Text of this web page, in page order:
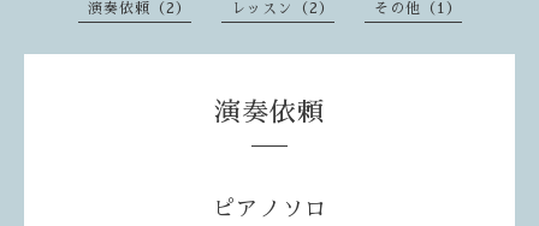
演奏依頼（2） レッスン（2） その他（1）
演奏依頼
ピアノソロ